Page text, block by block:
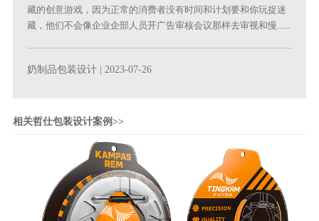
藏的创意游戏，因为正常的消费者没有时间和计划要和你玩捉迷
藏，他们不会像企业企部人员开广告审核会议那样去审视和慢......
奶制品包装设计 | 2023-07-26
相关哲仕包装设计案例>>